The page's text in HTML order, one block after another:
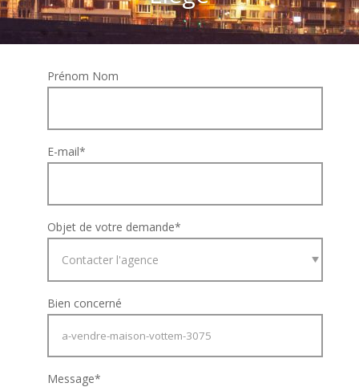
Prénom Nom
E-mail*
Objet de votre demande*
Bien concerné
Message*